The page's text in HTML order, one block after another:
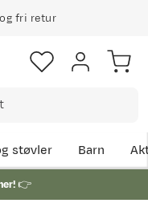
fri retur
støvler Barn
👉